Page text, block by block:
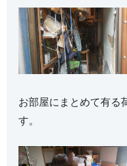
お部屋にまとめて有る
す。